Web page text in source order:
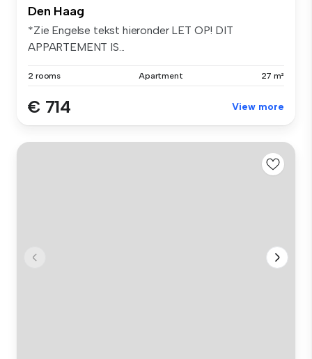
Den Haag
*Zie Engelse tekst hieronder LET OP! DIT
APPARTEMENT IS...
2 rooms Apartment 27 m²
€ 714 View more